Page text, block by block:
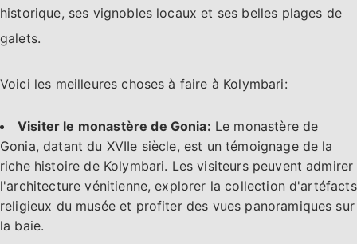
historique, ses vignobles locaux et ses belles plages de
galets.
Voici les meilleures choses à faire à Kolymbari:
Visiter le monastère de Gonia: Le monastère de
Gonia, datant du XVIIe siècle, est un témoignage de la
riche histoire de Kolymbari. Les visiteurs peuvent admirer
l'architecture vénitienne, explorer la collection d'artéfacts
religieux du musée et profiter des vues panoramiques sur
la baie.